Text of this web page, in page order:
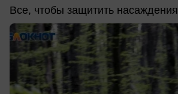
Все, чтобы защитить насаждения